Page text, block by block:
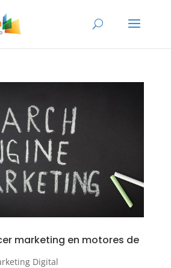
marketing en motores de
Digital